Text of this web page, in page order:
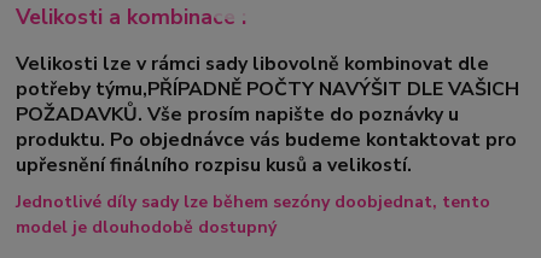
Velikosti a kombinace :
Velikosti lze v rámci sady libovolně kombinovat dle
potřeby týmu,PŘÍPADNĚ POČTY NAVÝŠIT DLE VAŠICH
POŽADAVKŮ. Vše prosím napište do poznávky u
produktu. Po objednávce vás budeme kontaktovat pro
upřesnění finálního rozpisu kusů a velikostí.
Jednotlivé díly sady lze během sezóny doobjednat, tento
model je dlouhodobě dostupný